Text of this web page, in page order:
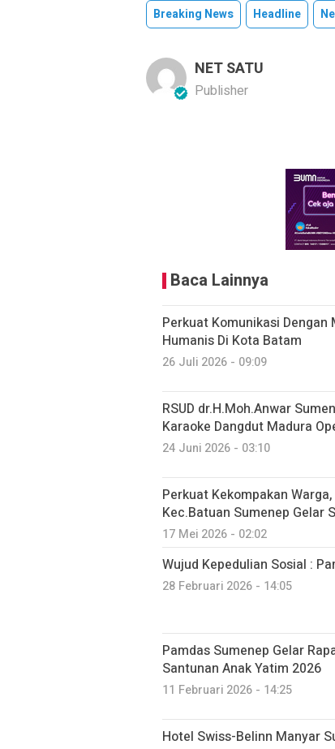
Breaking News Headline
NET SATU
Publisher
Baca Lainnya
Perkuat Komunikasi Dengan
Humanis Di Kota Batam
26 Juli 2026 - 09:09
RSUD dr.H.Moh.Anwar
Karaoke Dangdut Madura
24 Juni 2026 - 03:10
Perkuat Kekompakan
Kec.Batuan Sumenep Gelar
17 Mei 2026 - 02:02
Wujud Kepedulian Sosial :
28 Februari 2026 - 14:05
Pamdas Sumenep Gelar
Santunan Anak Yatim 2026
11 Februari 2026 - 14:25
Hotel Swiss-Belinn Manyar